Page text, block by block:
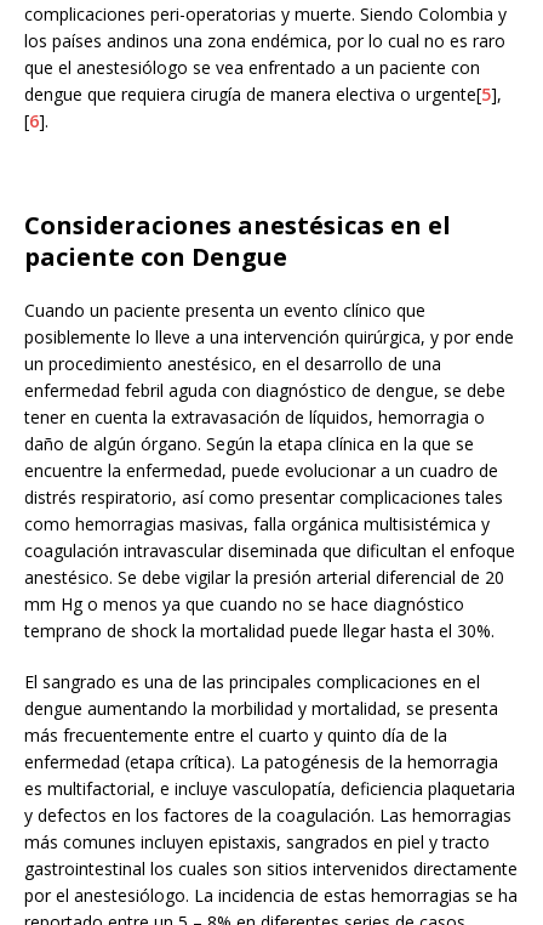
complicaciones peri-operatorias y muerte. Siendo Colombia y
los países andinos una zona endémica, por lo cual no es raro
que el anestesiólogo se vea enfrentado a un paciente con
dengue que requiera cirugía de manera electiva o urgente[5],
[6].
Consideraciones anestésicas en el
paciente con Dengue
Cuando un paciente presenta un evento clínico que
posiblemente lo lleve a una intervención quirúrgica, y por ende
un procedimiento anestésico, en el desarrollo de una
enfermedad febril aguda con diagnóstico de dengue, se debe
tener en cuenta la extravasación de líquidos, hemorragia o
daño de algún órgano. Según la etapa clínica en la que se
encuentre la enfermedad, puede evolucionar a un cuadro de
distrés respiratorio, así como presentar complicaciones tales
como hemorragias masivas, falla orgánica multisistémica y
coagulación intravascular diseminada que dificultan el enfoque
anestésico. Se debe vigilar la presión arterial diferencial de 20
mm Hg o menos ya que cuando no se hace diagnóstico
temprano de shock la mortalidad puede llegar hasta el 30%.
El sangrado es una de las principales complicaciones en el
dengue aumentando la morbilidad y mortalidad, se presenta
más frecuentemente entre el cuarto y quinto día de la
enfermedad (etapa crítica). La patogénesis de la hemorragia
es multifactorial, e incluye vasculopatía, deficiencia plaquetaria
y defectos en los factores de la coagulación. Las hemorragias
más comunes incluyen epistaxis, sangrados en piel y tracto
gastrointestinal los cuales son sitios intervenidos directamente
por el anestesiólogo. La incidencia de estas hemorragias se ha